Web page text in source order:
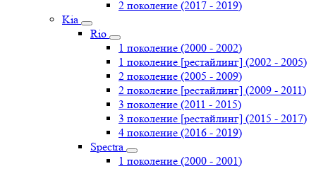
2 поколение (2017 - 2019)
Kia
Rio
1 поколение (2000 - 2002)
1 поколение [рестайлинг] (2002 - 2005)
2 поколение (2005 - 2009)
2 поколение [рестайлинг] (2009 - 2011)
3 поколение (2011 - 2015)
3 поколение [рестайлинг] (2015 - 2017)
4 поколение (2016 - 2019)
Spectra
1 поколение (2000 - 2001)